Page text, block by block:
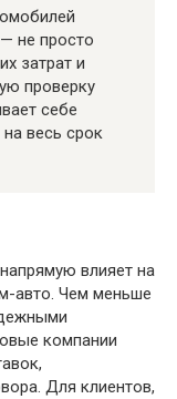
не просто
затрат и
проверку
себе
весь срок
влияет на
авто. Чем меньше
компании
Для клиентов,